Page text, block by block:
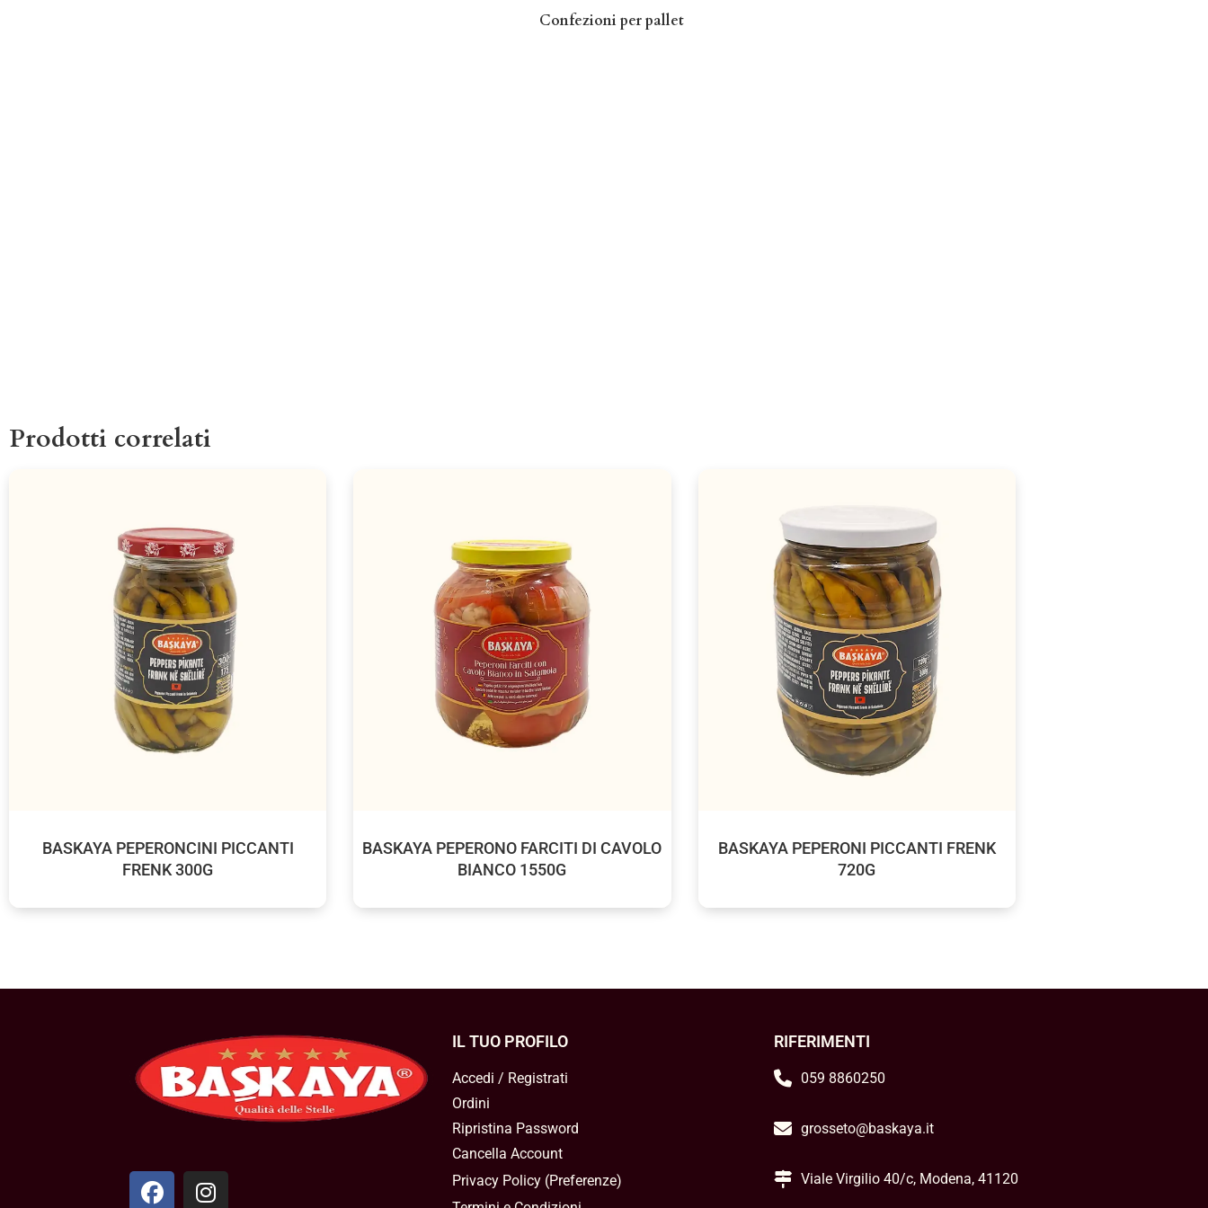
Confezioni per pallet
Prodotti correlati
BASKAYA PEPERONCINI PICCANTI
FRENK 300G
BASKAYA PEPERONO FARCITI DI CAVOLO
BIANCO 1550G
BASKAYA PEPERONI PICCANTI FRENK
720G
IL TUO PROFILO
Accedi / Registrati
Ordini
Ripristina Password
Cancella Account
Privacy Policy(Preferenze)
RIFERIMENTI
059 8860250
grosseto@baskaya.it
Viale Virgilio 40/c, Modena, 41120